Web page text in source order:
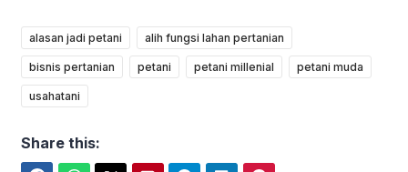
alasan jadi petani alih fungsi lahan pertanian
bisnis pertanian petani petani millenial petani muda
usahatani
Share this: